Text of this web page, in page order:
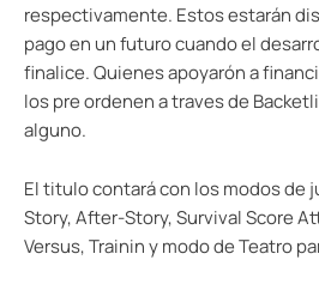
respectivamente. Estos estarán
pago en un futuro cuando el
finalice. Quienes apoyarón a
los pre ordenen a traves de
alguno.
El titulo contará con los modos de
Story, After-Story, Survival Score
Versus, Trainin y modo de Teatro